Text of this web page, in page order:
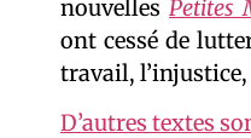
nouvelles Petites
ont cessé de
travail,
D’autres textes